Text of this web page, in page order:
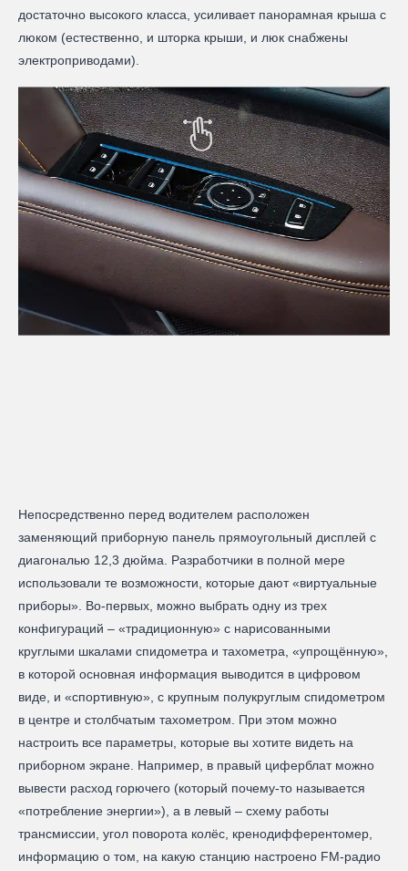
достаточно высокого класса, усиливает панорамная крыша с
люком (естественно, и шторка крыши, и люк снабжены
электроприводами).
Непосредственно перед водителем расположен
заменяющий приборную панель прямоугольный дисплей с
диагональю 12,3 дюйма. Разработчики в полной мере
использовали те возможности, которые дают «виртуальные
приборы». Во-первых, можно выбрать одну из трех
конфигураций – «традиционную» с нарисованными
круглыми шкалами спидометра и тахометра, «упрощённую»,
в которой основная информация выводится в цифровом
виде, и «спортивную», с крупным полукруглым спидометром
в центре и столбчатым тахометром. При этом можно
настроить все параметры, которые вы хотите видеть на
приборном экране. Например, в правый циферблат можно
вывести расход горючего (который почему-то называется
«потребление энергии»), а в левый – схему работы
трансмиссии, угол поворота колёс, кренодифферентомер,
информацию о том, на какую станцию настроено FM-радио